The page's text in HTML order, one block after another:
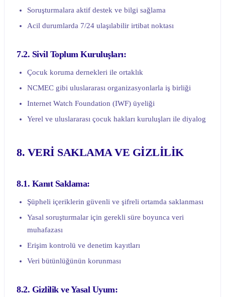
Soruşturmalara aktif destek ve bilgi sağlama
Acil durumlarda 7/24 ulaşılabilir irtibat noktası
7.2. Sivil Toplum Kuruluşları:
Çocuk koruma dernekleri ile ortaklık
NCMEC gibi uluslararası organizasyonlarla iş birliği
Internet Watch Foundation (IWF) üyeliği
Yerel ve uluslararası çocuk hakları kuruluşları ile diyalog
8. VERİ SAKLAMA VE GİZLİLİK
8.1. Kanıt Saklama:
Şüpheli içeriklerin güvenli ve şifreli ortamda saklanması
Yasal soruşturmalar için gerekli süre boyunca veri
muhafazası
Erişim kontrolü ve denetim kayıtları
Veri bütünlüğünün korunması
8.2. Gizlilik ve Yasal Uyum: